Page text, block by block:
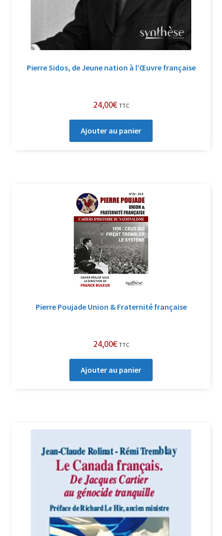
Pierre Sidos, de Jeune nation à l’Œuvre française
24,00€ TTC
Ajouter au panier
Pierre Poujade Union & Fraternité française
24,00€ TTC
Ajouter au panier